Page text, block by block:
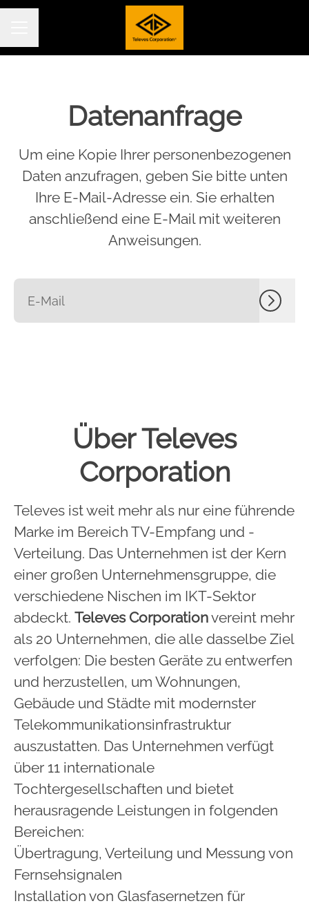
Datenanfrage
Um eine Kopie Ihrer personenbezogenen
Daten anzufragen, geben Sie bitte unten
Ihre E-Mail-Adresse ein. Sie erhalten
anschließend eine E-Mail mit weiteren
Anweisungen.
Über Televes
Corporation
Televes ist weit mehr als nur eine führende
Marke im Bereich TV-Empfang und -
Verteilung. Das Unternehmen ist der Kern
einer großen Unternehmensgruppe, die
verschiedene Nischen im IKT-Sektor
abdeckt. Televes Corporationvereint mehr
als 20 Unternehmen, die alle dasselbe Ziel
verfolgen: Die besten Geräte zu entwerfen
und herzustellen, um Wohnungen,
Gebäude und Städte mit modernster
Telekommunikationsinfrastruktur
auszustatten. Das Unternehmen verfügt
über 11 internationale
Tochtergesellschaften und bietet
herausragende Leistungen in folgenden
Bereichen:
Übertragung, Verteilung und Messung von
Fernsehsignalen
Installation von Glasfasernetzen für